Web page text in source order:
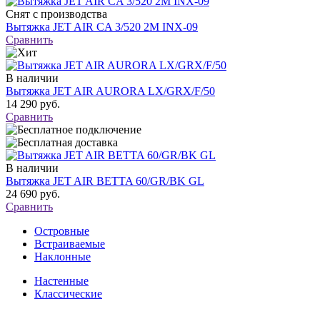
Снят с производства
Вытяжка JET AIR CA 3/520 2M INX-09
Сравнить
В наличии
Вытяжка JET AIR AURORA LX/GRX/F/50
14 290 руб.
Сравнить
В наличии
Вытяжка JET AIR BETTA 60/GR/BK GL
24 690 руб.
Сравнить
Островные
Встраиваемые
Наклонные
Настенные
Классические